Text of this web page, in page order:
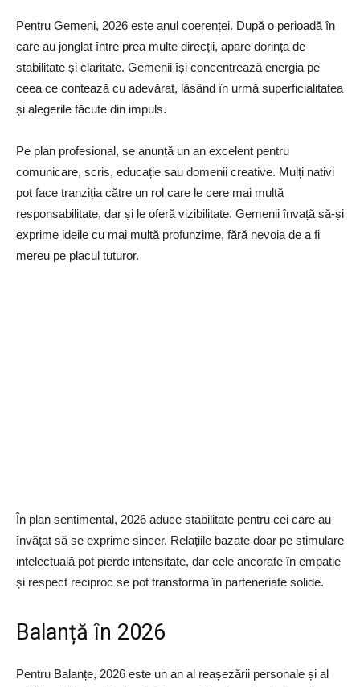
Pentru Gemeni, 2026 este anul coerenței. După o perioadă în
care au jonglat între prea multe direcții, apare dorința de
stabilitate și claritate. Gemenii își concentrează energia pe
ceea ce contează cu adevărat, lăsând în urmă superficialitatea
și alegerile făcute din impuls.
Pe plan profesional, se anunță un an excelent pentru
comunicare, scris, educație sau domenii creative. Mulți nativi
pot face tranziția către un rol care le cere mai multă
responsabilitate, dar și le oferă vizibilitate. Gemenii învață să-și
exprime ideile cu mai multă profunzime, fără nevoia de a fi
mereu pe placul tuturor.
În plan sentimental, 2026 aduce stabilitate pentru cei care au
învățat să se exprime sincer. Relațiile bazate doar pe stimulare
intelectuală pot pierde intensitate, dar cele ancorate în empatie
și respect reciproc se pot transforma în parteneriate solide.
Balanță în 2026
Pentru Balanțe, 2026 este un an al reașezării personale și al